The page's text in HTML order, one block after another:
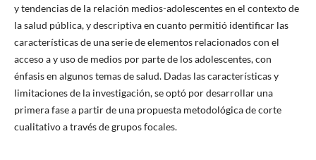
y tendencias de la relación medios-adolescentes en el contexto de
la salud pública, y descriptiva en cuanto permitió identificar las
características de una serie de elementos relacionados con el
acceso a y uso de medios por parte de los adolescentes, con
énfasis en algunos temas de salud. Dadas las características y
limitaciones de la investigación, se optó por desarrollar una
primera fase a partir de una propuesta metodológica de corte
cualitativo a través de grupos focales.